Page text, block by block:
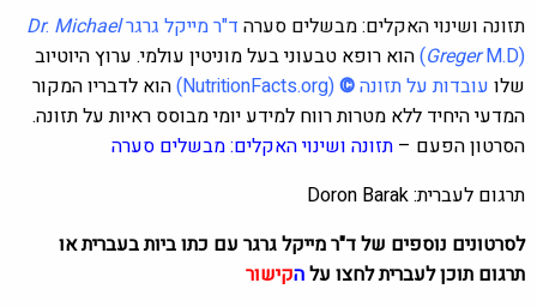
תזונה ושינוי האקלים: מבשלים סערה ד"ר מייקל גרגר Dr. Michael
GregerM.D)
(הוא רופא טבעוני בעל מוניטין עולמי. ערוץ היוטיוב
שלו עובדות על תזונה©
(
NutritionFacts.org
)הוא לדבריו המקור
המדעי היחיד ללא מטרות רווח למידע יומי מבוסס ראיות על תזונה.
הסרטון הפעם – תזונה ושינוי האקלים: מבשלים סערה
תרגום לעברית: Doron Barak
לסרטונים נוספים של ד"ר מייקל גרגר עם כתו ביות בעברית או
תרגום תוכן לעברית לחצו עלהקישור